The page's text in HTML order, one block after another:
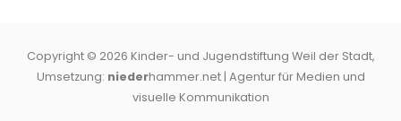
Copyright © 2026 Kinder- und Jugendstiftung Weil der Stadt,
Umsetzung: niederhammer.net | Agentur für Medien und
visuelle Kommunikation